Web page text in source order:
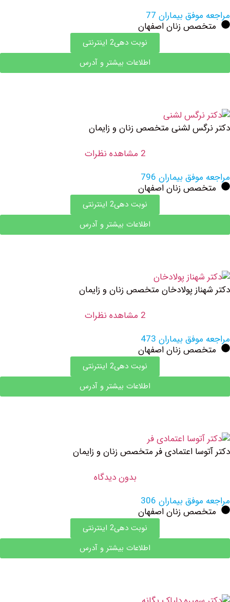
بیماران 77
زنان اصفهان
نوبت دهی2 اینترنتی
اطلاعات بیشتر و آدرس
لشنی متخصص زنان و زایمان
بیماران 796
زنان اصفهان
نوبت دهی2 اینترنتی
اطلاعات بیشتر و آدرس
پولادخان متخصص زنان و زایمان
بیماران 473
زنان اصفهان
نوبت دهی2 اینترنتی
اطلاعات بیشتر و آدرس
اعتمادی فر متخصص زنان و زایمان
بدون دیدگاه
بیماران 306
زنان اصفهان
نوبت دهی2 اینترنتی
اطلاعات بیشتر و آدرس